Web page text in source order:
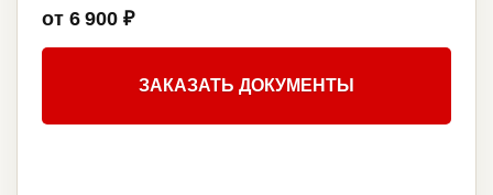
от 6 900 ₽
ЗАКАЗАТЬ ДОКУМЕНТЫ